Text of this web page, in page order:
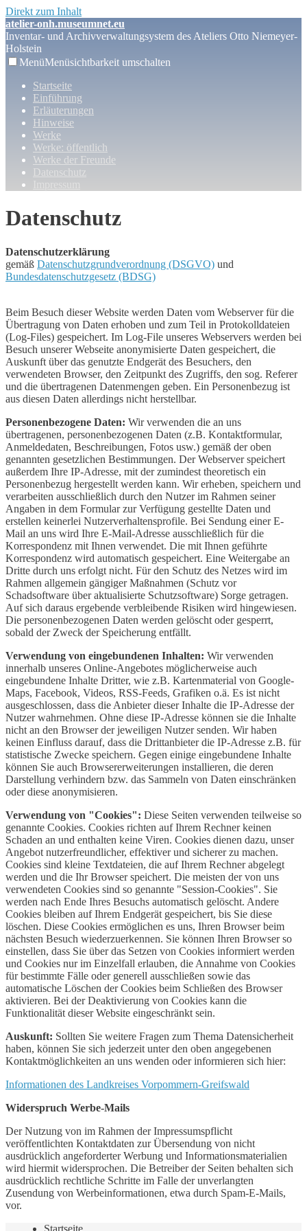
Direkt zum Inhalt
atelier-onh.museumnet.eu
Inventar- und Archivverwaltungsystem des Ateliers Otto Niemeyer-
Holstein
MenüMenüsichtbarkeit umschalten
Startseite
Einführung
Erläuterungen
Hinweise
Werke
Werke: öffentlich
Werke der Freunde
Datenschutz
Impressum
Datenschutz
Datenschutzerklärung
gemäß Datenschutzgrundverordnung (DSGVO) und
Bundesdatenschutzgesetz (BDSG)
Beim Besuch dieser Website werden Daten vom Webserver für die
Übertragung von Daten erhoben und zum Teil in Protokolldateien
(Log-Files) gespeichert. Im Log-File unseres Webservers werden bei
Besuch unserer Webseite anonymisierte Daten gespeichert, die
Auskunft über das genutzte Endgerät des Besuchers, den
verwendeten Browser, den Zeitpunkt des Zugriffs, den sog. Referer
und die übertragenen Datenmengen geben. Ein Personenbezug ist
aus diesen Daten allerdings nicht herstellbar.
Personenbezogene Daten: Wir verwenden die an uns
übertragenen, personenbezogenen Daten (z.B. Kontaktformular,
Anmeldedaten, Beschreibungen, Fotos usw.) gemäß der oben
genannten gesetzlichen Bestimmungen. Der Webserver speichert
außerdem Ihre IP-Adresse, mit der zumindest theoretisch ein
Personenbezug hergestellt werden kann. Wir erheben, speichern und
verarbeiten ausschließlich durch den Nutzer im Rahmen seiner
Angaben in dem Formular zur Verfügung gestellte Daten und
erstellen keinerlei Nutzerverhaltensprofile. Bei Sendung einer E-
Mail an uns wird Ihre E-Mail-Adresse ausschließlich für die
Korrespondenz mit Ihnen verwendet. Die mit Ihnen geführte
Korrespondenz wird automatisch gespeichert. Eine Weitergabe an
Dritte durch uns erfolgt nicht. Für den Schutz des Netzes wird im
Rahmen allgemein gängiger Maßnahmen (Schutz vor
Schadsoftware über aktualisierte Schutzsoftware) Sorge getragen.
Auf sich daraus ergebende verbleibende Risiken wird hingewiesen.
Die personenbezogenen Daten werden gelöscht oder gesperrt,
sobald der Zweck der Speicherung entfällt.
Verwendung von eingebundenen Inhalten: Wir verwenden
innerhalb unseres Online-Angebotes möglicherweise auch
eingebundene Inhalte Dritter, wie z.B. Kartenmaterial von Google-
Maps, Facebook, Videos, RSS-Feeds, Grafiken o.ä. Es ist nicht
ausgeschlossen, dass die Anbieter dieser Inhalte die IP-Adresse der
Nutzer wahrnehmen. Ohne diese IP-Adresse können sie die Inhalte
nicht an den Browser der jeweiligen Nutzer senden. Wir haben
keinen Einfluss darauf, dass die Drittanbieter die IP-Adresse z.B. für
statistische Zwecke speichern. Gegen einige eingebundene Inhalte
können Sie auch Browsererweiterungen installieren, die deren
Darstellung verhindern bzw. das Sammeln von Daten einschränken
oder diese anonymisieren.
Verwendung von "Cookies": Diese Seiten verwenden teilweise so
genannte Cookies. Cookies richten auf Ihrem Rechner keinen
Schaden an und enthalten keine Viren. Cookies dienen dazu, unser
Angebot nutzerfreundlicher, effektiver und sicherer zu machen.
Cookies sind kleine Textdateien, die auf Ihrem Rechner abgelegt
werden und die Ihr Browser speichert. Die meisten der von uns
verwendeten Cookies sind so genannte "Session-Cookies". Sie
werden nach Ende Ihres Besuchs automatisch gelöscht. Andere
Cookies bleiben auf Ihrem Endgerät gespeichert, bis Sie diese
löschen. Diese Cookies ermöglichen es uns, Ihren Browser beim
nächsten Besuch wiederzuerkennen. Sie können Ihren Browser so
einstellen, dass Sie über das Setzen von Cookies informiert werden
und Cookies nur im Einzelfall erlauben, die Annahme von Cookies
für bestimmte Fälle oder generell ausschließen sowie das
automatische Löschen der Cookies beim Schließen des Browser
aktivieren. Bei der Deaktivierung von Cookies kann die
Funktionalität dieser Website eingeschränkt sein.
Auskunft: Sollten Sie weitere Fragen zum Thema Datensicherheit
haben, können Sie sich jederzeit unter den oben angegebenen
Kontaktmöglichkeiten an uns wenden oder informieren sich hier:
Informationen des Landkreises Vorpommern-Greifswald
Widerspruch Werbe-Mails
Der Nutzung von im Rahmen der Impressumspflicht
veröffentlichten Kontaktdaten zur Übersendung von nicht
ausdrücklich angeforderter Werbung und Informationsmaterialien
wird hiermit widersprochen. Die Betreiber der Seiten behalten sich
ausdrücklich rechtliche Schritte im Falle der unverlangten
Zusendung von Werbeinformationen, etwa durch Spam-E-Mails,
vor.
Startseite